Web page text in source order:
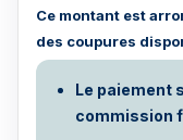
Ce montant est
des coupures
Le paiement
commission